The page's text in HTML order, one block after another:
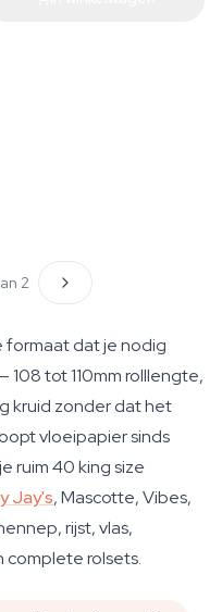
2
formaat dat je nodig
tot 110mm rolllengte,
kruid zonder dat het
vloeipapier sinds
ruim 40 king size
Jay's, Mascotte, Vibes,
rijst, vlas,
complete rolsets.